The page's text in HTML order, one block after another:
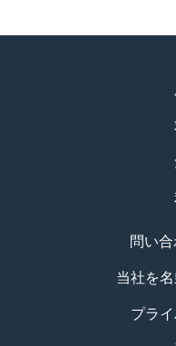
問い
当社を
プラ